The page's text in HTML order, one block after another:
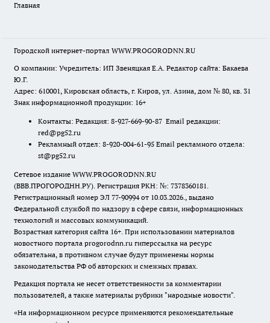
Главная
Городской интернет-портал WWW.PROGORODNN.RU
О компании: Учредитель: ИП Звеняцкая Е.А. Редактор сайта: Бакаева
Ю.Г.
Адрес: 610001, Кировская область, г. Киров, ул. Азина, дом № 80, кв. 31
Знак информационной продукции: 16+
Контакты: Редакция: 8-927-669-90-87 Email редакции:
red@pg52.ru
Рекламный отдел: 8-920-004-61-95 Email рекламного отдела:
st@pg52.ru
Сетевое издание WWW.PROGORODNN.RU
(ВВВ.ПРОГОРОДНН.РУ). Регистрация РКН: №: 7378360181.
Регистрационный номер ЭЛ 77-90994 от 10.03.2026., выдано
Федеральной службой по надзору в сфере связи, информационных
технологий и массовых коммуникаций.
Возрастная категория сайта 16+. При использовании материалов
новостного портала progorodnn.ru гиперссылка на ресурс
обязательна, в противном случае будут применены нормы
законодательства РФ об авторских и смежных правах.
Редакция портала не несет ответственности за комментарии
пользователей, а также материалы рубрики "народные новости".
«На информационном ресурсе применяются рекомендательные